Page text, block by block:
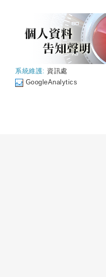
系統維護: 資訊處
GoogleAnalytics